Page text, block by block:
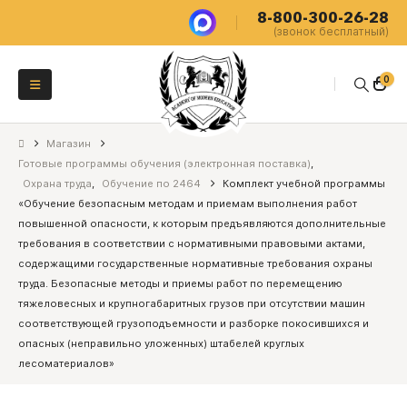
8-800-300-26-28
(звонок бесплатный)
0
Магазин
Готовые программы обучения (электронная поставка),
Охрана труда, Обучение по 2464
Комплект учебной программы
«Обучение безопасным методам и приемам выполнения работ
повышенной опасности, к которым предъявляются дополнительные
требования в соответствии с нормативными правовыми актами,
содержащими государственные нормативные требования охраны
труда. Безопасные методы и приемы работ по перемещению
тяжеловесных и крупногабаритных грузов при отсутствии машин
соответствующей грузоподъемности и разборке покосившихся и
опасных (неправильно уложенных) штабелей круглых
лесоматериалов»